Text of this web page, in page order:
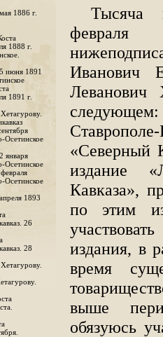
1886 г.
1888 г.
июня 1891
1891 г.
Осетинское
января
Осетинское
Осетинское
1893
26
28
Тысяча
Иванович
Леванович
«Северный
издание
Кавказа»,
по этим
издания, в
время
выше
обязуюсь